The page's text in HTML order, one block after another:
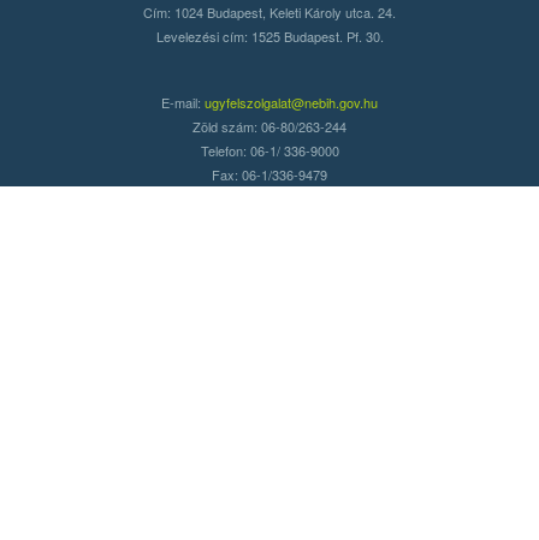
Cím: 1024 Budapest, Keleti Károly utca. 24.
Levelezési cím: 1525 Budapest. Pf. 30.
E-mail: ugyfelszolgalat@nebih.gov.hu
Zöld szám: 06-80/263-244
Telefon: 06-1/ 336-9000
Fax: 06-1/336-9479